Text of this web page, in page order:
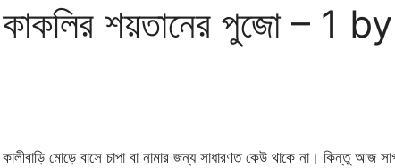
শয়তানের পুজো – 1 by
মোড়ে বাসে চাপা বা নামার জন্য সাধারণত কেউ থাকে না। কিন্তু আজ